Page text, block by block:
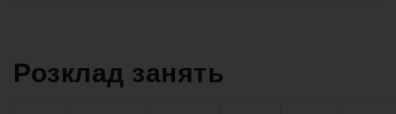
Розклад занять